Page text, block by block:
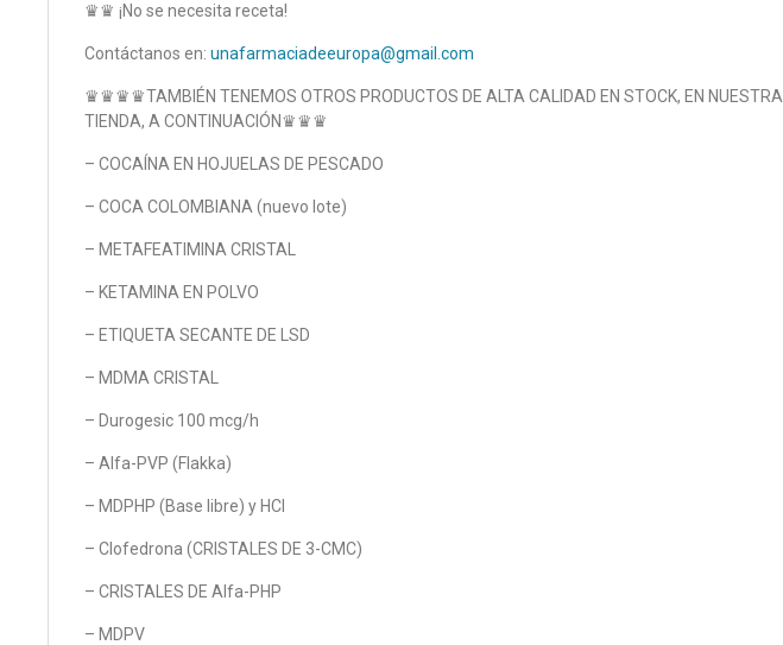
♛♛ ¡No se necesita receta!
Contáctanos en: unafarmaciadeeuropa@gmail.com
♛♛♛♛TAMBIÉN TENEMOS OTROS PRODUCTOS DE ALTA CALIDAD EN STOCK, EN NUESTRA
TIENDA, A CONTINUACIÓN♛♛♛
– COCAÍNA EN HOJUELAS DE PESCADO
– COCA COLOMBIANA (nuevo lote)
– METAFEATIMINA CRISTAL
– KETAMINA EN POLVO
– ETIQUETA SECANTE DE LSD
– MDMA CRISTAL
– Durogesic 100 mcg/h
– Alfa-PVP (Flakka)
– MDPHP (Base libre) y HCl
– Clofedrona (CRISTALES DE 3-CMC)
– CRISTALES DE Alfa-PHP
– MDPV